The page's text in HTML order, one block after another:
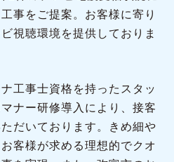
事をご提案。お客様に寄り
視聴環境を提供しておりま
工事士資格を持ったスタッ
ナー研修導入により、接客
だいております。きめ細や
客様が求める理想的でクオ